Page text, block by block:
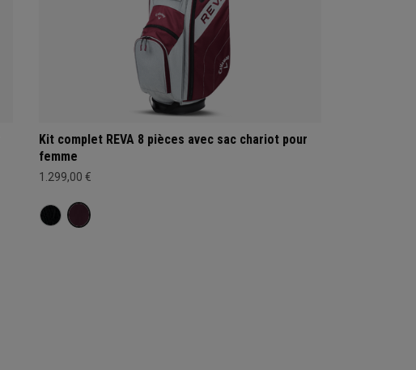
Kit complet REVA 8 pièces avec sac chariot pour
femme
1.299,00 €